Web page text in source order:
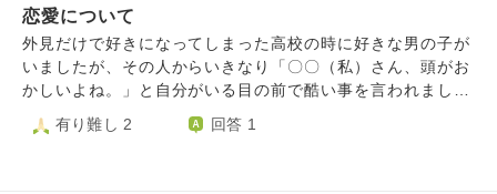
いと不安になります。 良い心の持ち用をアドバイス頂きた
いです。 最近彼と会っていても不安が頭をよぎる様にな
り、少し顔に出てしまうので 早めに切り替えたいです。。
では、という考えが本格的に生まれました。 . 父親の再婚に
より別の家族も身を持って知れたので、今は恋愛で幸せにな
れないとは思いませんが、その過程は全く想像できません
し、性欲を満たすために付き合っているのではという考えは
ったら申し訳ありませんが、私は見た目に恵まれている方だ
はどうしたらいいでしょうか？
恋愛について
外見だけで好きになってしまった高校の時に好きな男の子が
いましたが、その人からいきなり「〇〇（私）さん、頭がお
かしいよね。」と自分がいる目の前で酷い事を言われまし
た。それでもかっこいいと思ってたので結構乗り込んでいま
した。現時点では、もっと心の優しい人と結婚したいと望ん
有り難し 2 回答 1